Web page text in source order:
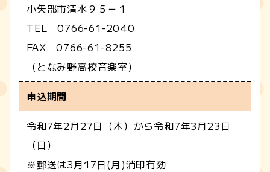
小矢部市清水９５－１
TEL 0766-61-2040
FAX 0766-61-8255
（となみ野高校音楽室）
申込期間
令和7年2月27日（木）から令和7年3月23日
（日）
※郵送は3月17日(月)消印有効